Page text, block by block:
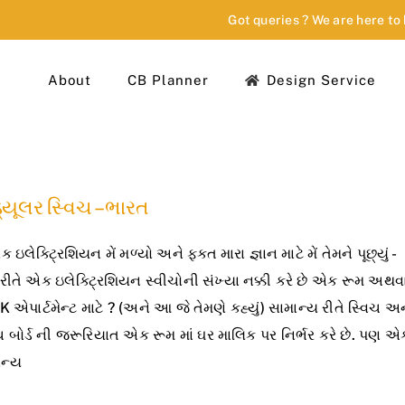
Got queries ? We are here
About CB Planner Design Service
સ્વિચ – ભારત
ઇલેક્ટ્રિશિયન મેં મળ્યો અને ફક્ત મારા જ્ઞાન માટે મેં તેમને પૂછ્યું -
એક ઇલેક્ટ્રિશિયન સ્વીચોની સંખ્યા નક્કી કરે છે એક રૂમ
એપાર્ટમેન્ટ માટે ? (અને આ જે તેમણે કહ્યું) સામાન્ય રીતે સ્વિચ
બોર્ડ ની જરૂરિયાત એક રૂમ માં ઘર માલિક પર નિર્ભર કરે છે. પણ